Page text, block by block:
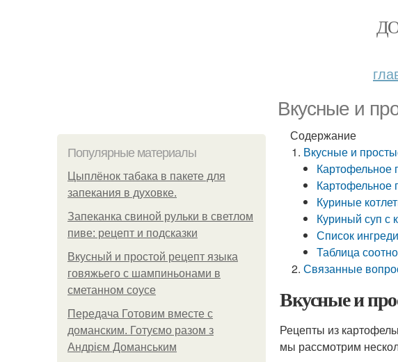
Вкусные и
Популярные материалы
Цыплёнок табака в пакете для
запекания в духовке.
Запеканка свиной рульки в светлом
пиве: рецепт и подсказки
Вкусный и простой рецепт языка
говяжьего с шампиньонами в
сметанном соусе
Передача Готовим вместе с
доманским. Готуємо разом з
Андрієм Доманським
Содержание
Вкусные и
Картофельное
Куриные
Куриный суп с
Список
Таблица
Связанные
Вкусные и
Рецепты из
мы рассмотрим